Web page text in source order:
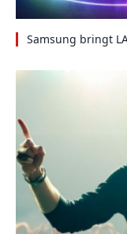
Samsung bringt